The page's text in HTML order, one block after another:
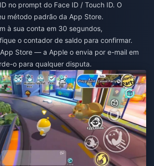
no prompt do Face ID / Touch ID. O
método padrão da App Store.
à sua conta em 30 segundos,
o contador de saldo para confirmar.
Store — a Apple o envia por e-mail em
o para qualquer disputa.